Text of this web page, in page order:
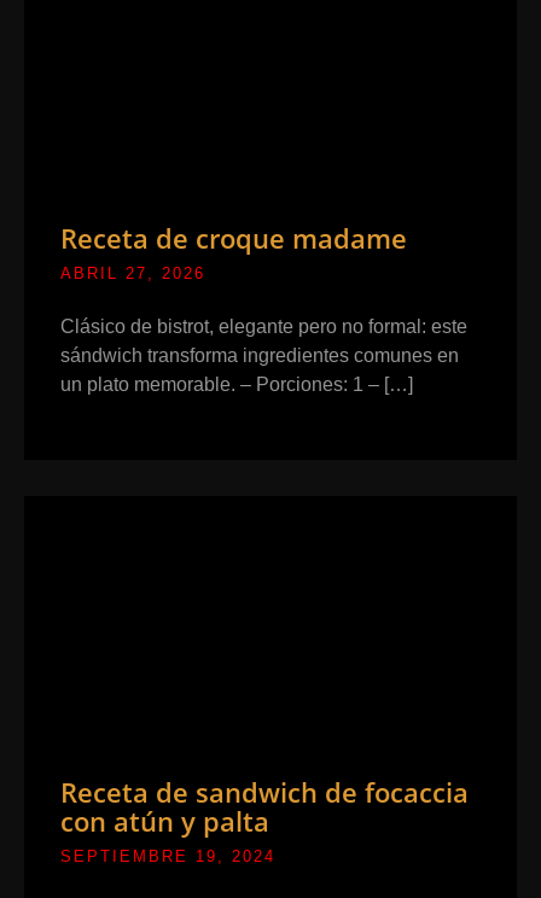
Receta de croque madame
ABRIL 27, 2026
Clásico de bistrot, elegante pero no formal: este
sándwich transforma ingredientes comunes en
un plato memorable. – Porciones: 1 – […]
Receta de sandwich de focaccia
con atún y palta
SEPTIEMBRE 19, 2024